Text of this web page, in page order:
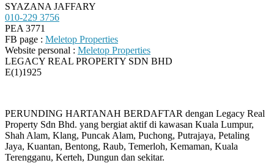
SYAZANA JAFFARY
010-229 3756
PEA 3771
FB page : Meletop Properties
Website personal : Meletop Properties
LEGACY REAL PROPERTY SDN BHD
E(1)1925
PERUNDING HARTANAH BERDAFTAR dengan Legacy Real
Property Sdn Bhd. yang bergiat aktif di kawasan Kuala Lumpur,
Shah Alam, Klang, Puncak Alam, Puchong, Putrajaya, Petaling
Jaya, Kuantan, Bentong, Raub, Temerloh, Kemaman, Kuala
Terengganu, Kerteh, Dungun dan sekitar.